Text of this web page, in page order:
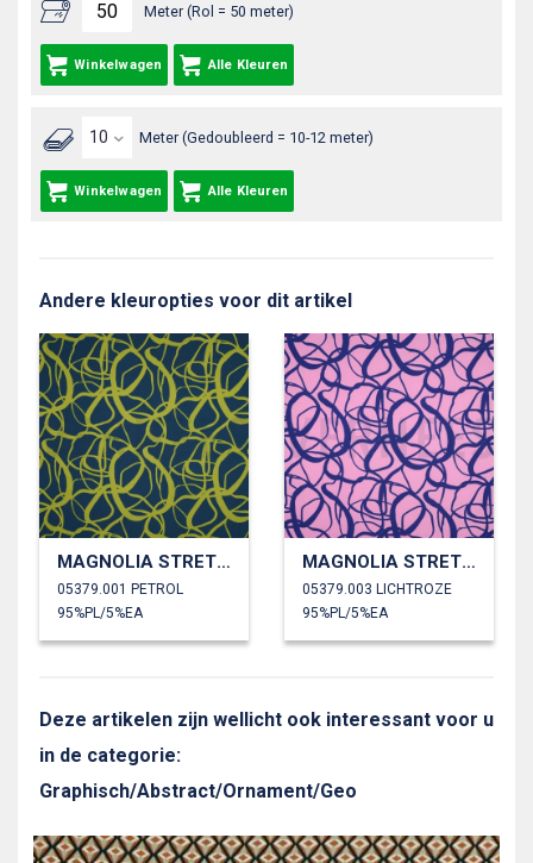
Meter (Rol = 50 meter)
Winkelwagen Alle Kleuren
Meter (Gedoubleerd = 10-12 meter)
Winkelwagen Alle Kleuren
Andere kleuropties voor dit artikel
MAGNOLIA STRETCH ABSTRACT
05379.001 PETROL
95%PL/5%EA
MAGNOLIA STRETCH ABSTRACT
05379.003 LICHTROZE
95%PL/5%EA
Deze artikelen zijn wellicht ook interessant voor u
in de categorie:
Graphisch/Abstract/Ornament/Geo